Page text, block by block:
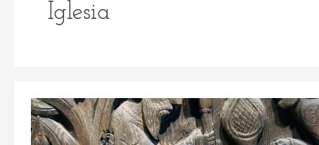
Iglesia